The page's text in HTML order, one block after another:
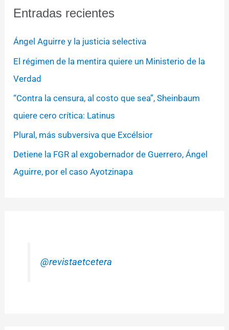
Entradas recientes
Ángel Aguirre y la justicia selectiva
El régimen de la mentira quiere un Ministerio de la
Verdad
“Contra la censura, al costo que sea”, Sheinbaum
quiere cero crítica: Latinus
Plural, más subversiva que Excélsior
Detiene la FGR al exgobernador de Guerrero, Ángel
Aguirre, por el caso Ayotzinapa
@revistaetcetera